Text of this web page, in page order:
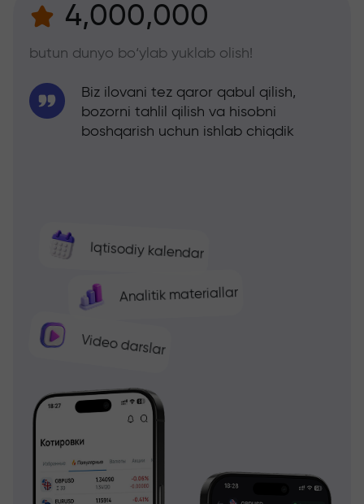
4,000,000
butun dunyo bo‘ylab yuklab olish!
Iqtisodiy kalendar
Analitik materiallar
Video darslar
Biz ilovani tez qaror qabul qilish,
bozorni tahlil qilish va hisobni
boshqarish uchun ishlab chiqdik